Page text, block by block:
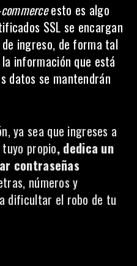
esto es algo
SSL se encargan
ingreso, de forma tal
información que está
datos se mantendrán
ya sea que ingreses a
propio, dedica un
contraseñas
números y
dificultar el robo de tu